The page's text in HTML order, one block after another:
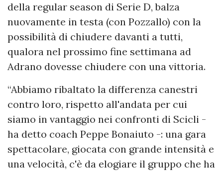
della regular season di Serie D, balza
nuovamente in testa (con Pozzallo) con la
possibilità di chiudere davanti a tutti,
qualora nel prossimo fine settimana ad
Adrano dovesse chiudere con una vittoria.
“Abbiamo ribaltato la differenza canestri
contro loro, rispetto all'andata per cui
siamo in vantaggio nei confronti di Scicli -
ha detto coach Peppe Bonaiuto -: una gara
spettacolare, giocata con grande intensità e
una velocità, c'è da elogiare il gruppo che ha